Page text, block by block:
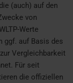
(auch) auf den
von
Werte
ggf. auf Basis des
Vergleichbarkeit
Für seit
die offiziellen